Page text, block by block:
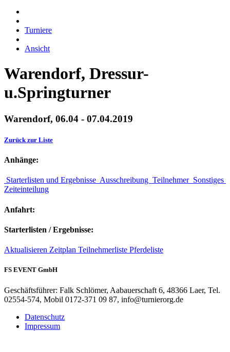
Turniere
Ansicht
Warendorf, Dressur-
u.Springturner
Warendorf, 06.04 - 07.04.2019
Zurück zur Liste
Anhänge:
Starterlisten und Ergebnisse Ausschreibung Teilnehmer Sonstiges
Zeiteinteilung
Anfahrt:
Starterlisten / Ergebnisse:
Aktualisieren Zeitplan Teilnehmerliste Pferdeliste
FS EVENT GmbH
Geschäftsführer: Falk Schlömer, Aabauerschaft 6, 48366 Laer, Tel.
02554-574, Mobil 0172-371 09 87, info@turnierorg.de
Datenschutz
Impressum